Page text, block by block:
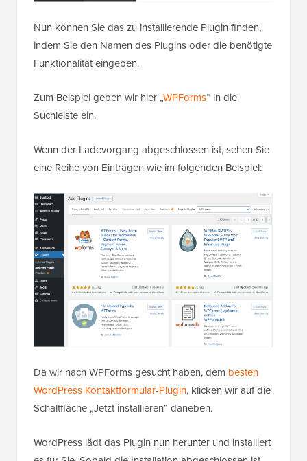
Nun können Sie das zu installierende Plugin finden,
indem Sie den Namen des Plugins oder die benötigte
Funktionalität eingeben.
Zum Beispiel geben wir hier „WPForms“ in die
Suchleiste ein.
Wenn der Ladevorgang abgeschlossen ist, sehen Sie
eine Reihe von Einträgen wie im folgenden Beispiel:
Da wir nach WPForms gesucht haben, dem besten
WordPress Kontaktformular-Plugin, klicken wir auf die
Schaltfläche „Jetzt installieren“ daneben.
WordPress lädt das Plugin nun herunter und installiert